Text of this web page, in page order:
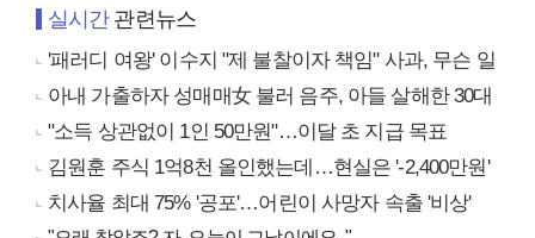
실시간관련뉴스
'패러디 여왕' 이수지 "제 불찰이자 책임" 사과, 무슨 일
아내 가출하자 성매매女 불러 음주, 아들 살해한 30대
"소득 상관없이 1인 50만원"…이달 초 지급 목표
김원훈 주식 1억8천 올인했는데…현실은 '-2,400만원'
치사율 최대 75% '공포'…어린이 사망자 속출 '비상'